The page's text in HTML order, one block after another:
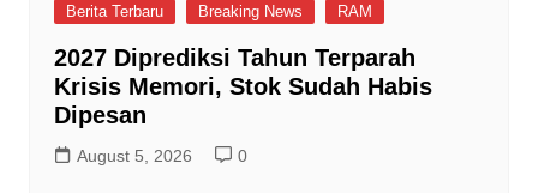
Berita Terbaru Breaking News RAM
2027 Diprediksi Tahun Terparah
Krisis Memori, Stok Sudah Habis
Dipesan
August 5, 2026 0